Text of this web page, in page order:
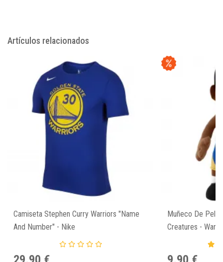
Artículos relacionados
Camiseta Stephen Curry Warriors "Name
And Number" - Nike
Muñeco De
Creatures -